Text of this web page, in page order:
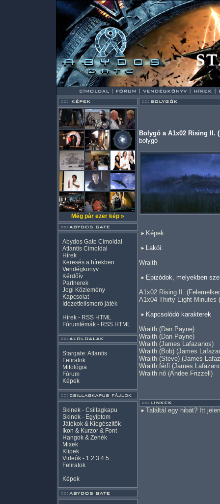
Még pár ezer kép »
Abydos Gate Címoldal
Atlantis Címoldal
Hírek
Keresés a hírekben
Vendégkönyv
Kérdőív
Partnerek
Jogi Közlemény
Kapcsolat
Idézetfelismerő játék
Hírek - RSS HTML
Fórumtémák - RSS HTML
Stargate: Atlantis
Feliratok
Mitológia
Fórum
Képek
Skinek - Csillagkapu
Skinek - Egyiptom
Játékok & Kiegészítők
Ikon & Kurzor & Font
Hangok & Zenék
Mixek
Klipek
Videók - 1 2 3 4 5
Feliratok
Képek
Bolygó a A1x02 Rising II.
bolygó
Képek
Lakói:
Wraith
Epizódok, melyekben
A1x02 Rising II.
A1x04 Thirty Eight Minutes
Kapcsolódó karakterek
Wraith (Dan Payne)
Wraith (Dan Payne)
Wraith (James Lafazanos)
Wraith (Bob) (James
Wraith (Steve) (James
Wraith férfi (James
Wraith nő (Andee Frizzell)
Találtál egy hibát? Itt